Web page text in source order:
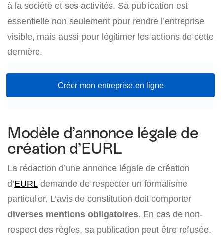
à la société et ses activités. Sa publication est
essentielle non seulement pour rendre l’entreprise
visible, mais aussi pour légitimer les actions de cette
dernière.
Créer mon entreprise en ligne
Modèle d’annonce légale de
création d’EURL
La rédaction d’une annonce légale de création
d’EURL demande de respecter un formalisme
particulier. L’avis de constitution doit comporter
diverses mentions obligatoires. En cas de non-
respect des règles, sa publication peut être refusée.